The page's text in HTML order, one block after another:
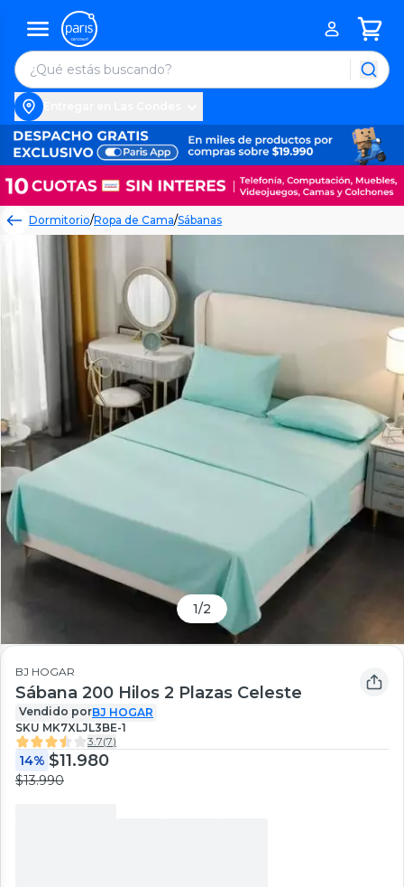
Dormitorio/Ropa de Cama/Sábanas
1/2
BJ HOGAR
Sábana 200 Hilos 2 Plazas Celeste
Vendido porBJ HOGAR
SKU MK7XLJL3BE-1
3.7(7)
14% $11.980
$13.990